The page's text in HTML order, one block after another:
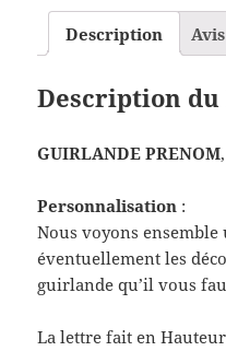
Description
Description
GUIRLANDE PRENOM,
Personnalisation :
Nous voyons
éventuellement les
guirlande qu’il vous
La lettre fait en Hauteur